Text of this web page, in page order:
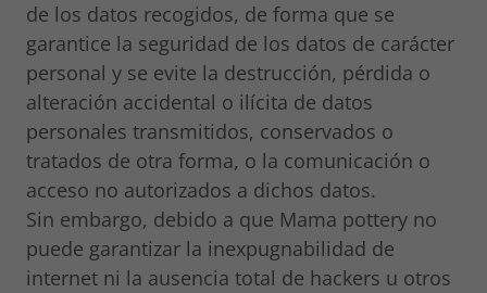
de los datos recogidos, de forma que se
garantice la seguridad de los datos de carácter
personal y se evite la destrucción, pérdida o
alteración accidental o ilícita de datos
personales transmitidos, conservados o
tratados de otra forma, o la comunicación o
acceso no autorizados a dichos datos.
Sin embargo, debido a que Mama pottery no
puede garantizar la inexpugnabilidad de
internet ni la ausencia total de hackers u otros